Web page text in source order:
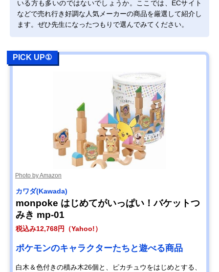
いる方も多いのではないでしょうか。ここでは、ECサイト
などで売れ行き好調な人気メーカーの商品を厳選して紹介し
ます。ぜひ先生になったつもりで選んでみてください。
PICK UP①
Photo by Amazon
カワダ(Kawada)
monpoke はじめてがいっぱい！バケットつ
みき mp-01
税込み12,768円（Yahoo!）
ポケモンのキャラクターたちと遊べる商品
白木＆色付きの積み木26個と、ピカチュウをはじめとする、